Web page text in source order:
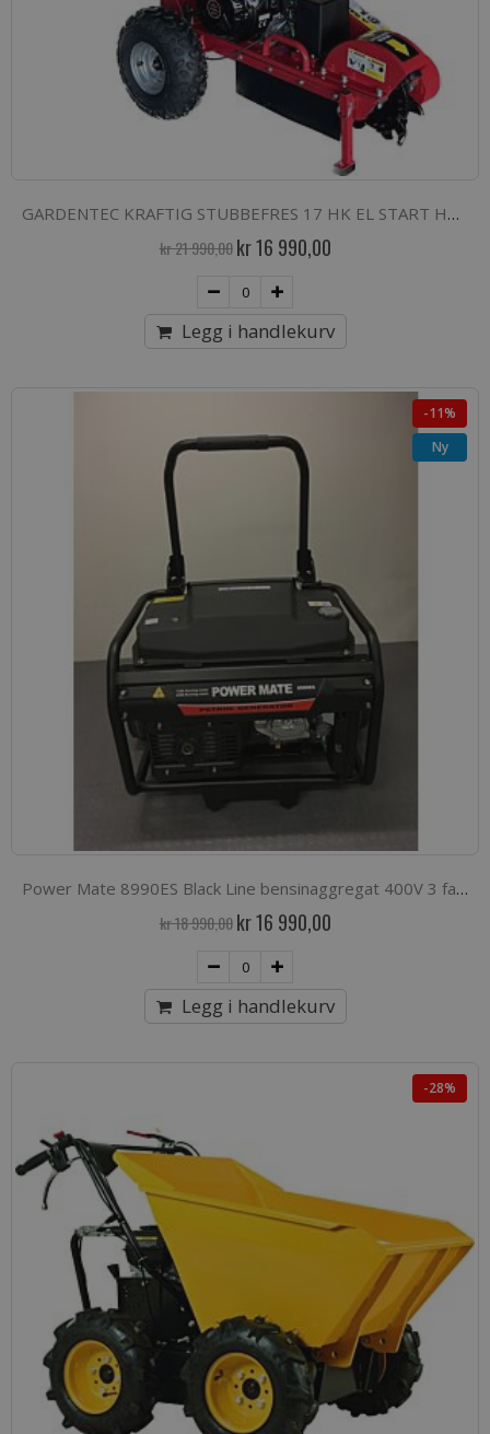
GARDENTEC KRAFTIG STUBBEFRES 17 HK EL START HENGERDRAG
kr 21 990,00 Spesialpris
kr 16 990,00
Legg i handlekurv
-11%
Ny
Power Mate 8990ES Black Line bensinaggregat 400V 3 fase og 1 fase 230V
kr 18 990,00 Spesialpris
kr 16 990,00
Legg i handlekurv
-28%